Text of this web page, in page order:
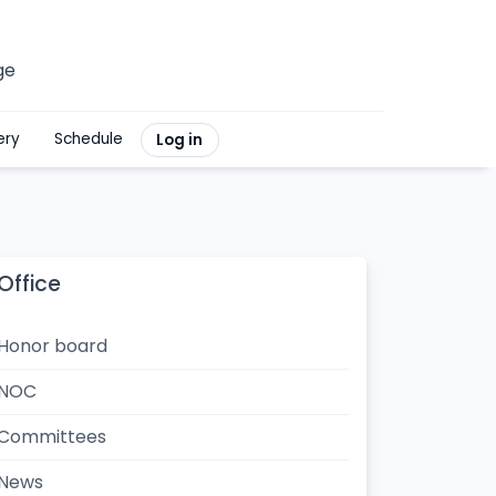
Schedule Log in
board